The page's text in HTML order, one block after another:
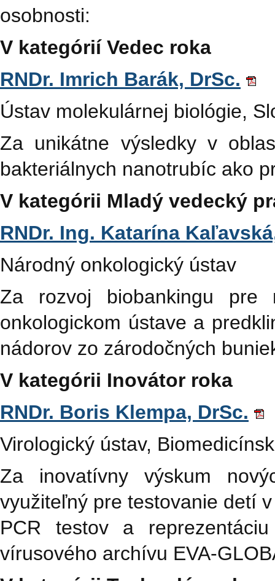
osobnosti:
V kategórií Vedec roka
RNDr. Imrich Barák, DrSc.
Ústav molekulárnej biológie,
Za unikátne výsledky v
bakteriálnych nanotrubíc ako
V kategórii Mladý vedecký
RNDr. Ing. Katarína
Národný onkologický ústav
Za rozvoj biobankingu pre
onkologickom ústave a
nádorov zo zárodočných
V kategórii Inovátor roka
RNDr. Boris Klempa, DrSc.
Virologický ústav,
Za inovatívny výskum
využiteľný pre testovanie detí
PCR testov a
vírusového archívu EVA-